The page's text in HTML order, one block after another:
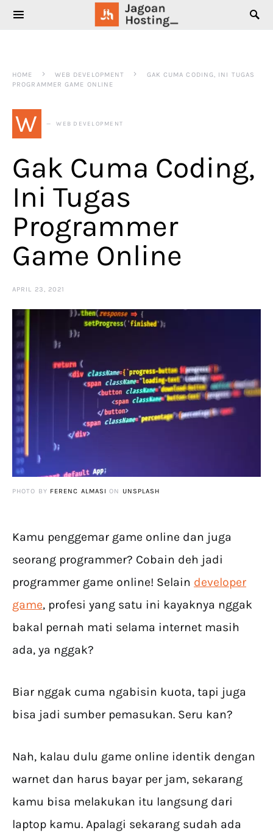
SEARCH FOR:
HOME WEB DEVELOPMENT
GAK CUMA CODING, INI TUGAS
PROGRAMMER GAME ONLINE
W WEB DEVELOPMENT
Gak Cuma Coding,
Ini Tugas
Programmer
Game Online
APRIL 23, 2021
PHOTO BY FERENC ALMASI ON UNSPLASH
Kamu penggemar game online dan juga
seorang programmer? Cobain deh jadi
programmer game online! Selain developer
game, profesi yang satu ini kayaknya nggak
bakal pernah mati selama internet masih
ada, ya nggak?
Biar nggak cuma ngabisin kuota, tapi juga
bisa jadi sumber pemasukan. Seru kan?
Nah, kalau dulu game online identik dengan
warnet dan harus bayar per jam, sekarang
kamu bisa melakukan itu langsung dari
laptop kamu. Apalagi sekarang sudah ada